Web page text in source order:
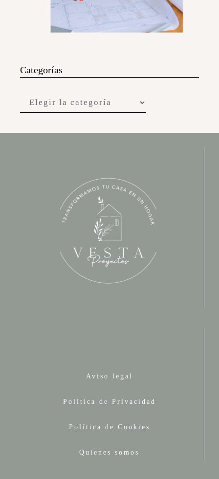
Categorías
Aviso legal
Política de Privacidad
Política de Cookies
Quienes somos